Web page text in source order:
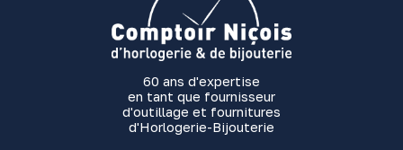
60 ans d'expertise
en tant que fournisseur
d'outillage et fournitures
d'Horlogerie-Bijouterie